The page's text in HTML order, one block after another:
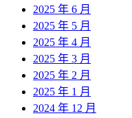
2025 年 6 月
2025 年 5 月
2025 年 4 月
2025 年 3 月
2025 年 2 月
2025 年 1 月
2024 年 12 月